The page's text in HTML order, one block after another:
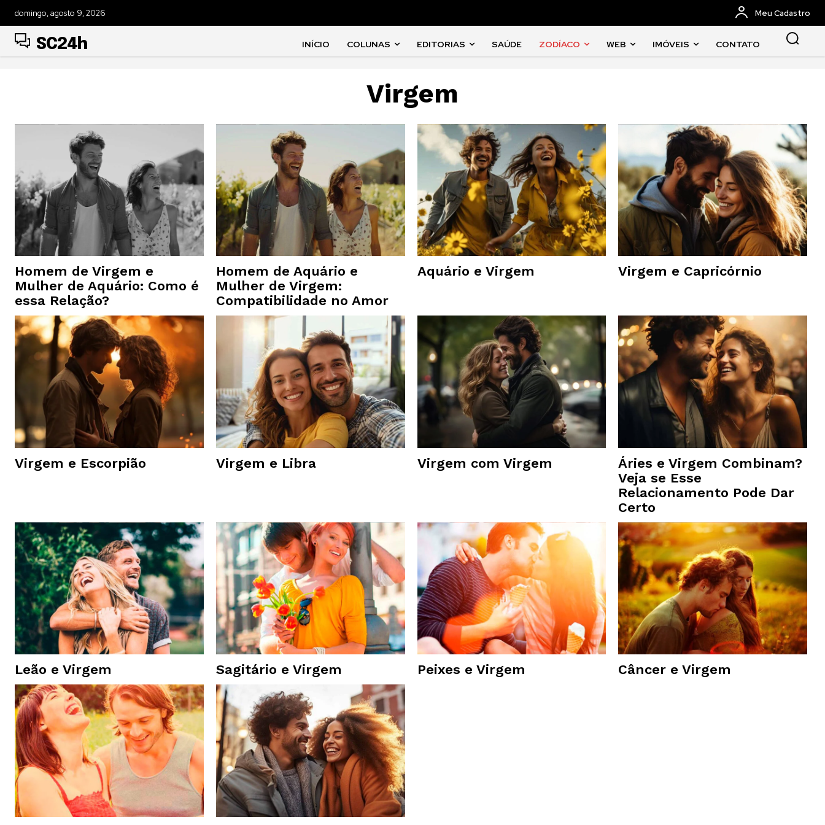
domingo, agosto 9, 2026 Meu Cadastro
SC24h INÍCIO COLUNAS EDITORIAS SAÚDE ZODÍACO WEB IMÓVEIS CONTATO
Virgem
Homem de Virgem e
Mulher de Aquário: Como é
essa Relação?
Homem de Aquário e
Mulher de Virgem:
Compatibilidade no Amor
Aquário e Virgem Virgem e Capricórnio
Virgem e Escorpião Virgem e Libra Virgem com Virgem
Áries e Virgem Combinam?
Veja se Esse
Relacionamento Pode Dar
Certo
Leão e Virgem Sagitário e Virgem Peixes e Virgem Câncer e Virgem